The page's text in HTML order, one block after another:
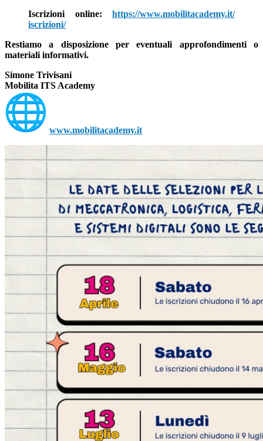
Iscrizioni online:
https://www.mobilitacademy.it/
iscrizioni/
Restiamo a disposizione per eventuali approfondimenti o
materiali informativi.
Simone Trivisani
Mobilita ITS Academy
www.mobilitacademy.it